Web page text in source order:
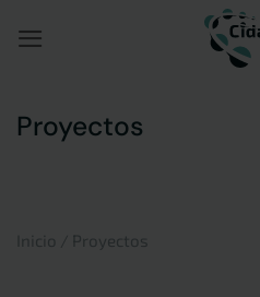
Proyectos
Inicio Proyectos